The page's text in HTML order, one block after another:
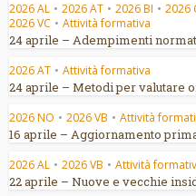
2026 AL • 2026 AT • 2026 BI • 2026
2026 VC • Attività formativa
24 aprile – Adempimenti
2026 AT • Attività formativa
24 aprile – Metodi per valutare
2026 NO • 2026 VB • Attività
16 aprile – Aggiornamento
2026 AL • 2026 VB • Attività
22 aprile – Nuove e vecchie